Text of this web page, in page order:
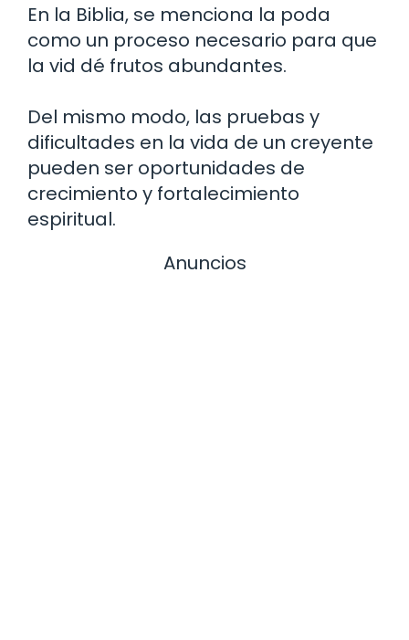
En la Biblia, se menciona la poda
como un proceso necesario para que
la vid dé frutos abundantes.
Del mismo modo, las pruebas y
dificultades en la vida de un creyente
pueden ser oportunidades de
crecimiento y fortalecimiento
espiritual.
Anuncios